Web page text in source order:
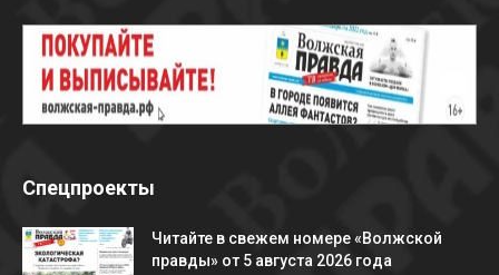
Спецпроекты
Читайте в свежем номере «Волжской
правды» от 5 августа 2026 года